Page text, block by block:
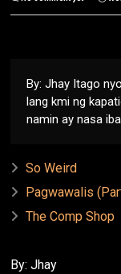
By: Jhay Itago
lang kmi ng
namin ay nasa
So Weird
Pagwawalis
The Comp Shop
By: Jhay